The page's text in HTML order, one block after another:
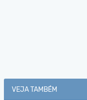
VEJA TAMBÉM